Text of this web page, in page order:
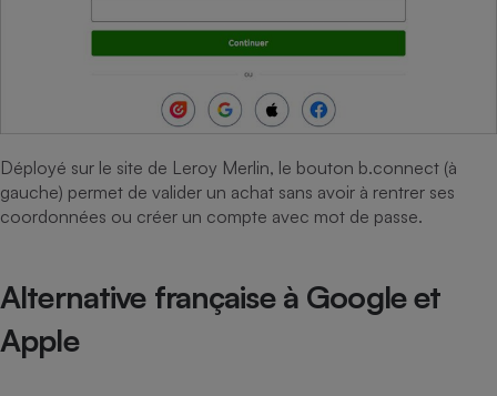
Déployé sur le site de Leroy Merlin, le bouton b.connect (à
gauche) permet de valider un achat sans avoir à rentrer ses
coordonnées ou créer un compte avec mot de passe.
Alternative française à Google et
Apple